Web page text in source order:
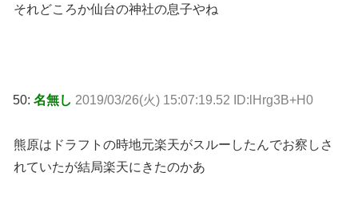
それどころか仙台の神社の息子やね
50: 名無し 2019/03/26(火) 15:07:19.52 ID:lHrg3B+H0
熊原はドラフトの時地元楽天がスルーしたんでお察しさ
れていたが結局楽天にきたのかあ